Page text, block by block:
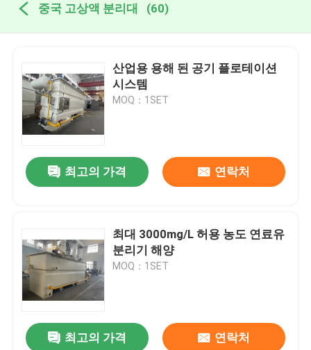
중국 고상액 분리대 (60)
산업용 용해 된 공기 플로테이션
시스템
MOQ：1SET
최고의 가격 연락처
최대 3000mg/L 허용 농도 연료유
분리기 해양
MOQ：1SET
최고의 가격 연락처